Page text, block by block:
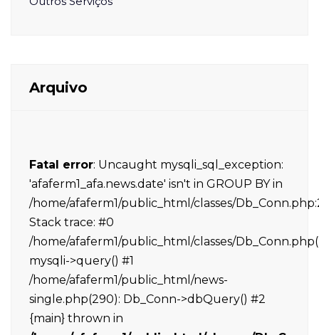
Arquivo
Fatal error: Uncaught mysqli_sql_exception:
'afaferm1_afa.news.date' isn't in GROUP BY in
/home/afaferm1/public_html/classes/
Stack trace: #0
/home/afaferm1/public_html/classes/
mysqli->query() #1
/home/afaferm1/public_html/news-
single.php(290): Db_Conn->dbQuery() #2
{main} thrown in